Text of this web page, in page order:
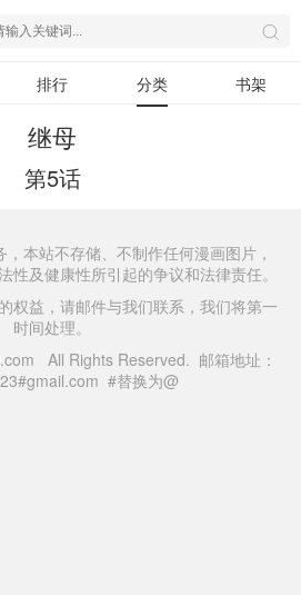
排行 分类 书架
继母
第5话
本站不存储、不制作任何漫画图片，
性及健康性所引起的争议和法律责任。
权益，请邮件与我们联系，我们将第一
时间处理。
All Rights Reserved. 邮箱地址：
#替换为@